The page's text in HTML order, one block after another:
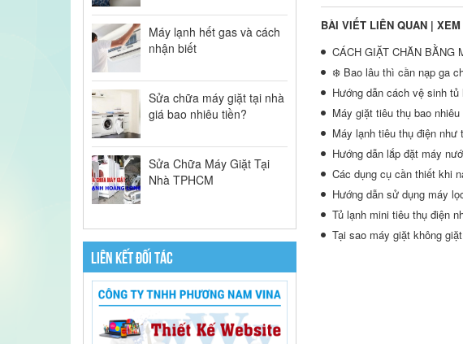
Máy lạnh hết gas và cách
nhận biết
Sửa chữa máy giặt tại nhà
giá bao nhiêu tiền?
Sửa Chữa Máy Giặt Tại
Nhà TPHCM
LIÊN KẾT ĐỐI TÁC
BÀI VIẾT LIÊN QUAN | XEM
CÁCH GIẶT CHĂN BẰNG
❄️ Bao lâu thì cần nạp ga
Hướng dẫn cách vệ sinh tủ
Máy giặt tiêu thụ bao
Máy lạnh tiêu thụ điện như
Hướng dẫn lắp đặt máy
Các dụng cụ cần thiết khi
Hướng dẫn sử dụng máy
Tủ lạnh mini tiêu thụ điện
Tại sao máy giặt không